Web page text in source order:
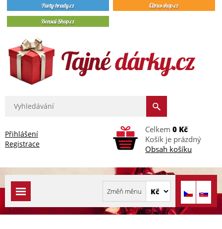
Přihlášení
Registrace
Celkem 0 Kč
Košík je prázdný
Obsah košíku